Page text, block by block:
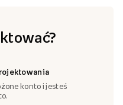
konto i jesteś